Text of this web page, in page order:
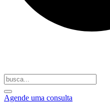
Agende uma consulta